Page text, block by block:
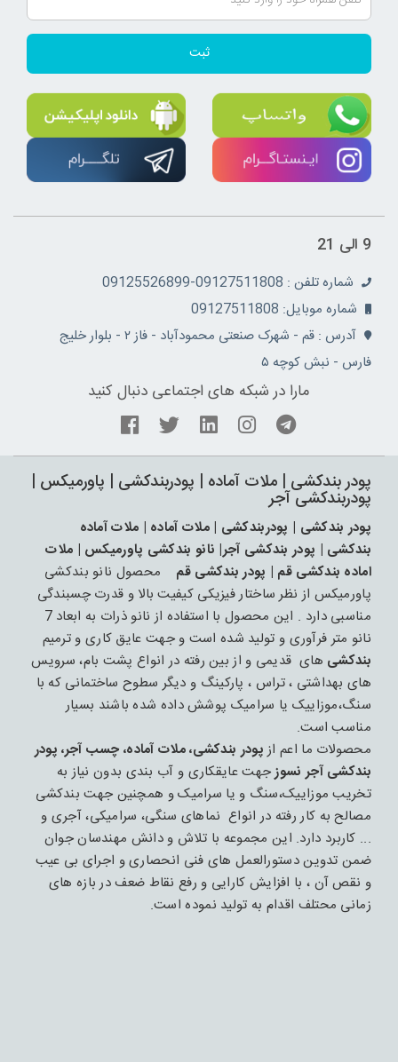
ثبت
9 الی 21
شماره تلفن : 09127511808-09125526899
شماره موبایل: 09127511808
آدرس : قم - شهرک صنعتی محمودآباد - فاز ۲ - بلوار خلیج
فارس - نبش کوچه ۵
مارا در شبکه های اجتماعی دنبال کنید
پودر بندکشی | ملات آماده | پودربندکشی | پاورمیکس |
پودربندکشی آجر
پودر بندکشی | پودربندکشی | ملات آماده | ملات آماده
بندکشی | پودر بندکشی آجر| نانو بندکشی پاورمیکس | ملات
اماده بندکشی قم | پودر بندکشی قم
محصول نانو بندکشی
پاورمیکس از نظر ساختار فیزیکی کیفیت بالا و قدرت چسبندگی
مناسبی دارد . این محصول با استفاده از نانو ذرات به ابعاد 7
نانو متر فرآوری و تولید شده است و جهت عایق کاری و ترمیم
بندکشی های قدیمی و از بین رفته در انواع پشت بام، سرویس
های بهداشتی ، تراس ، پارکینگ و دیگر سطوح ساختمانی که با
سنگ،موزاییک یا سرامیک پوشش داده شده باشند بسیار
مناسب است.
محصولات ما اعم ازپودر بندکشی، ملات آماده، چسب آجر، پودر
بندکشی آجر نسوزجهت عایقکاری و آب بندی بدون نیاز به
تخریب موزاییک،سنگ و یا سرامیک و همچنین جهت بندکشی
مصالح به کار رفته در انواع نماهای سنگی، سرامیکی، آجری و
... کاربرد دارد. این مجموعه با تلاش و دانش مهندسان جوان
ضمن تدوین دستورالعمل های فنی انحصاری و اجرای بی عیب
و نقص آن ، با افزایش کارایی و رفع نقاط ضعف در بازه های
زمانی محتلف اقدام به تولید نموده است.